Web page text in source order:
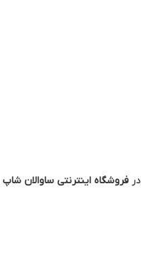
فروشگاه اینترنتی ساوالان شاپ